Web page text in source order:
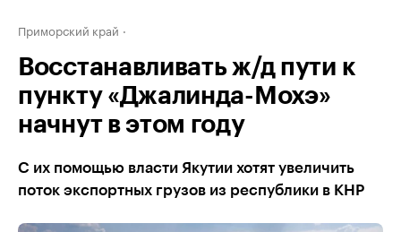
Приморский край
Восстанавливать ж/д пути к
пункту «Джалинда-Мохэ»
начнут в этом году
С их помощью власти Якутии хотят увеличить
поток экспортных грузов из республики в КНР